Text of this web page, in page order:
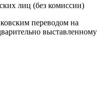
лиц (без комиссии)
переводом на
выставленному